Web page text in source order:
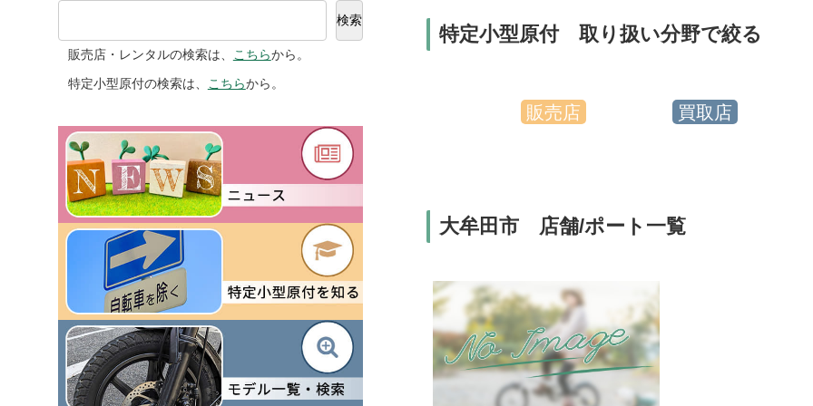
特定小型原付 取り扱い分野で絞る
販売店 買取店
大牟田市 店舗/ポート一覧
検索
販売店・レンタルの検索は、 こちらから。
特定小型原付の検索は、
こちらから。